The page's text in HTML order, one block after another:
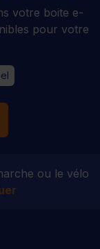
votre boite e-
pour votre
ou le vélo